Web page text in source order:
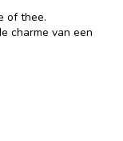
of thee.
charme van een